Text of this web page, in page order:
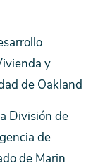
y
de Oakland
División de
de
de Marin